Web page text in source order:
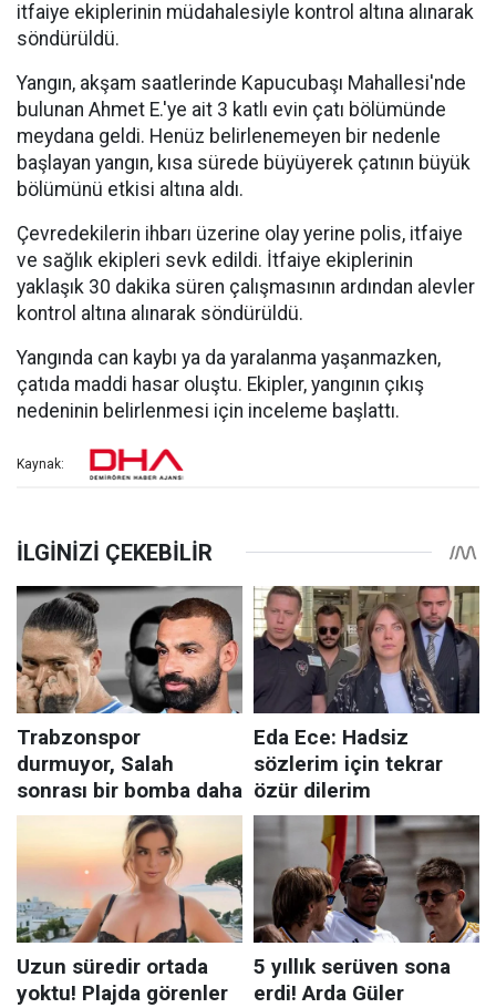
itfaiye ekiplerinin müdahalesiyle kontrol altına alınarak
söndürüldü.
Yangın, akşam saatlerinde Kapucubaşı Mahallesi'nde
bulunan Ahmet E.'ye ait 3 katlı evin çatı bölümünde
meydana geldi. Henüz belirlenemeyen bir nedenle
başlayan yangın, kısa sürede büyüyerek çatının büyük
bölümünü etkisi altına aldı.
Çevredekilerin ihbarı üzerine olay yerine polis, itfaiye
ve sağlık ekipleri sevk edildi. İtfaiye ekiplerinin
yaklaşık 30 dakika süren çalışmasının ardından alevler
kontrol altına alınarak söndürüldü.
Yangında can kaybı ya da yaralanma yaşanmazken,
çatıda maddi hasar oluştu. Ekipler, yangının çıkış
nedeninin belirlenmesi için inceleme başlattı.
Kaynak: